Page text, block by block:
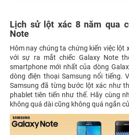
Lịch sử lột xác 8 năm qua
Note
Hôm nay chúng ta chứng kiến việc lột
với sự ra mắt chiếc Galaxy Note
smartphone mới nhất của dòng
dòng điện thoại Samsung nổi tiếng.
Samsung đã từng bước lột xác như
phablet tiên tiến như thế. Hãy cùng
không quá dài cũng không quá ngắn